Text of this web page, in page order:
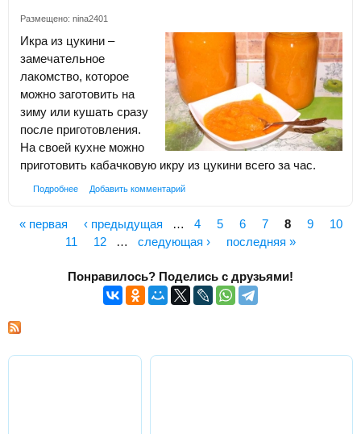
Размещено: nina2401
Икра из цукини –
замечательное
лакомство, которое
можно заготовить на
зиму или кушать сразу
после приготовления.
На своей кухне можно
приготовить кабачковую икру из цукини всего за час.
Подробнее Добавить комментарий
Страницы
« первая ‹ предыдущая … 4 5 6 7 8 9
10
11
12 … следующая › последняя »
Понравилось? Поделись с друзьями!